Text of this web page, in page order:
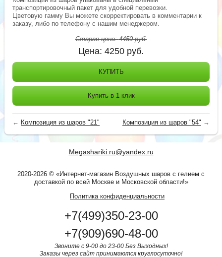
транспортировочный пакет для удобной перевозки.
Цветовую гамму Вы можете скорректировать в комментарии к
заказу, либо по телефону с нашим менеджером.
Старая цена:4450руб.
Цена: 4250 руб.
КУПИТЬ
Купить в 1 клик
← Композиция из шаров "21" Композиция из шаров "54" →
Megashariki.ru@yandex.ru
2020-2026 © «Интернет-магазин Воздушных шаров с гелием с
доставкой по всей Москве и Московской области!»
Политика конфиденциальности
+7(499)350-23-00
+7(909)690-48-00
Звоните с 9-00 до 23-00 Без Выходных!
Заказы через сайт принимаются круглосуточно!